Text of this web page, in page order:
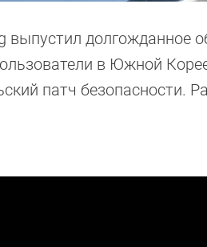
долгожданное
в Южной
патч безопасности.